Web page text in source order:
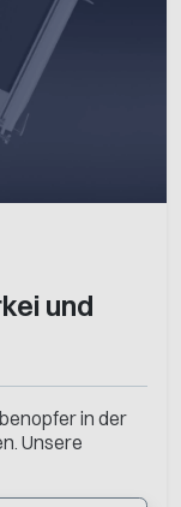
und
in der
Unsere